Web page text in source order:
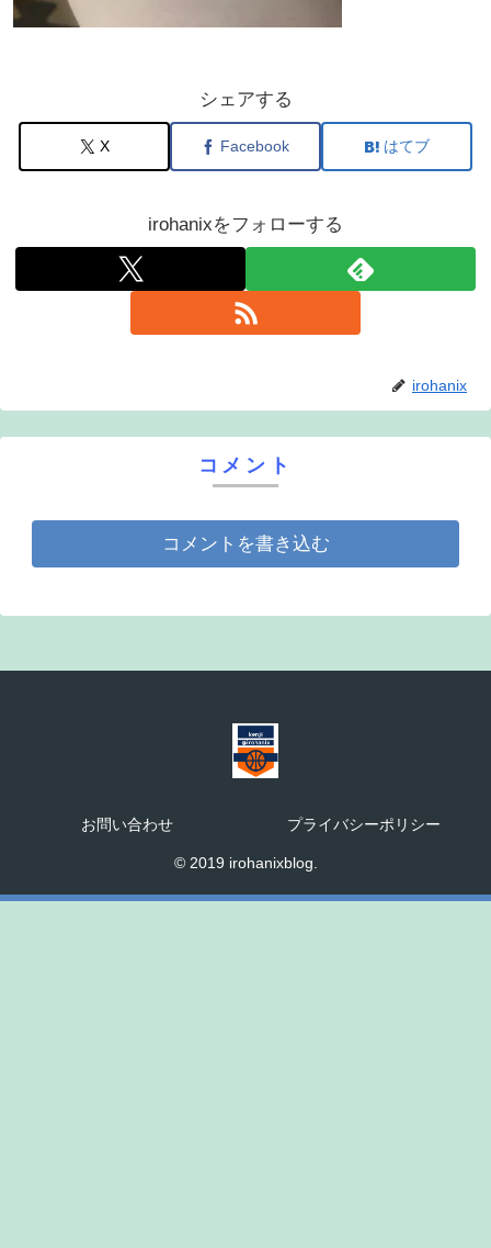
シェアする
X Facebook はてブ
irohanixをフォローする
irohanix
コメント
コメントを書き込む
お問い合わせ プライバシーポリシー
© 2019 irohanixblog.